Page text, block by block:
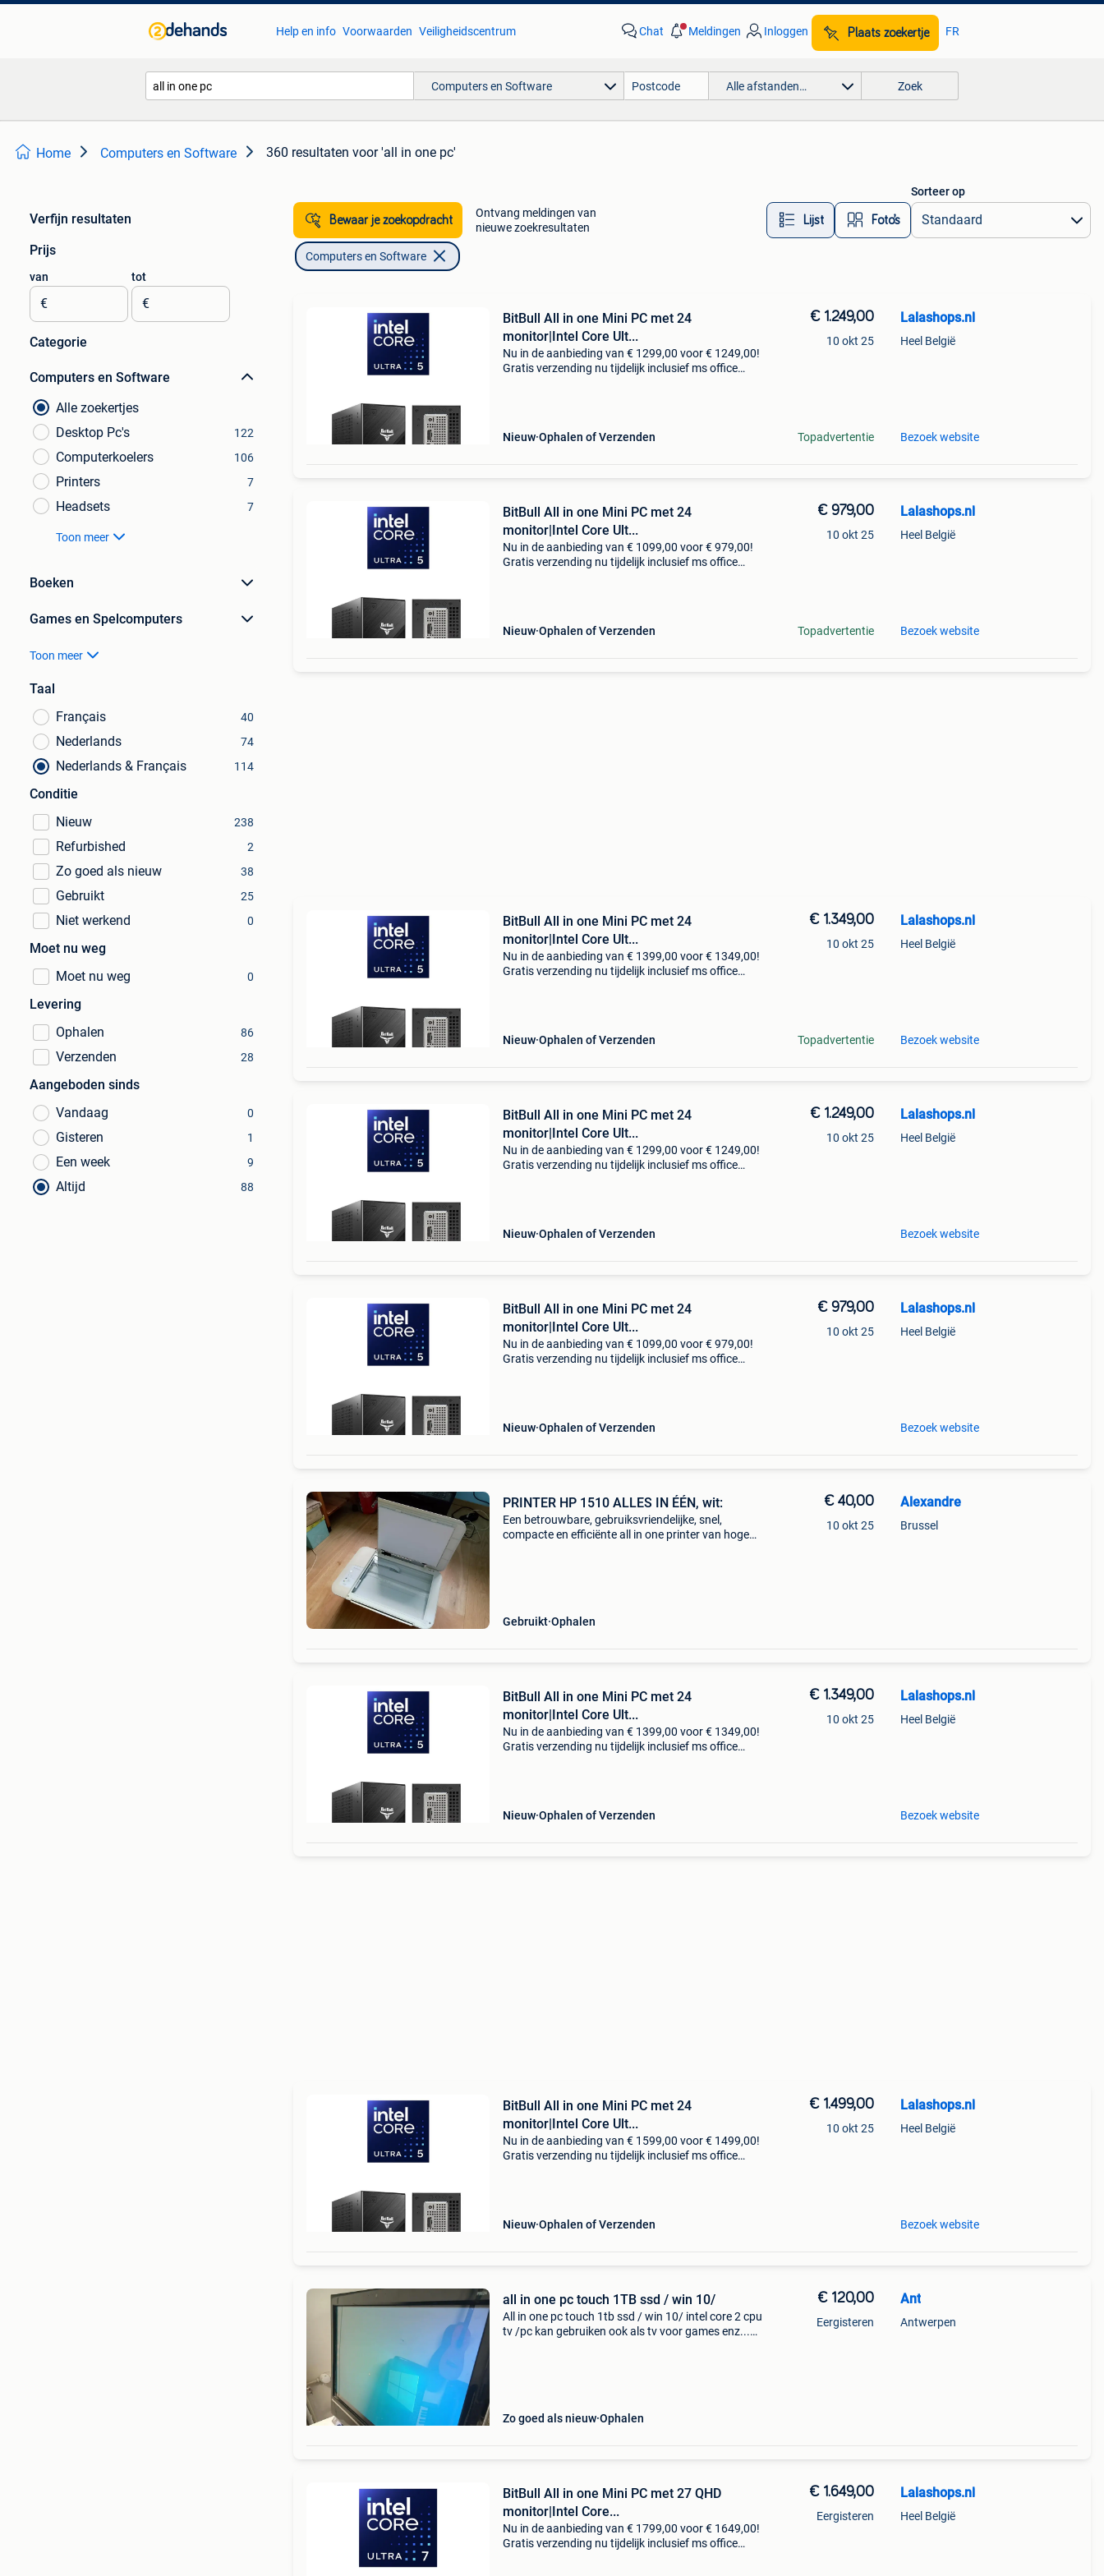
Help en info Voorwaarden Veiligheidscentrum Chat Meldingen Inloggen Plaats zoekertje FR
Computers en Software Alle afstanden… Zoek
Home Computers en Software 360 resultaten voor 'all in one pc'
Verfijn resultaten
Prijs
van
€
tot
€
Categorie
Computers en Software
Alle zoekertjes
Desktop Pc's
122
Computerkoelers 106
Printers 7
Headsets 7
Toon meer
Boeken
Games en Spelcomputers
Toon meer
Taal
Français
40
Nederlands 74
Nederlands & Français 114
Conditie
Nieuw
238
Refurbished 2
Zo goed als nieuw 38
Gebruikt 25
Niet werkend 0
Moet nu weg
Moet nu weg
0
Levering
Ophalen
86
Verzenden 28
Aangeboden sinds
Vandaag
0
Gisteren 1
Een week 9
Altijd 88
Bewaar je zoekopdracht
Ontvang meldingen van
nieuwe zoekresultaten
Lijst Foto’s
Sorteer op
Computers en Software
BitBull All in one Mini PC met 24
monitor|Intel Core Ult...
Nu in de aanbieding van € 1299,00 voor € 1249,00!
Gratis verzending nu tijdelijk inclusief ms office
Nieuw Ophalen of Verzenden
€ 1.249,00
10 okt 25
Topadvertentie
Lalashops.nl
Heel België
Bezoek website
BitBull All in one Mini PC met 24
monitor|Intel Core Ult...
Nu in de aanbieding van € 1099,00 voor € 979,00!
Gratis verzending nu tijdelijk inclusief ms office
Nieuw Ophalen of Verzenden
€ 979,00
10 okt 25
Topadvertentie
Lalashops.nl
Heel België
Bezoek website
BitBull All in one Mini PC met 24
monitor|Intel Core Ult...
Nu in de aanbieding van € 1399,00 voor € 1349,00!
Gratis verzending nu tijdelijk inclusief ms office
Nieuw Ophalen of Verzenden
€ 1.349,00
10 okt 25
Topadvertentie
Lalashops.nl
Heel België
Bezoek website
BitBull All in one Mini PC met 24
monitor|Intel Core Ult...
Nu in de aanbieding van € 1299,00 voor € 1249,00!
Gratis verzending nu tijdelijk inclusief ms office
Nieuw Ophalen of Verzenden
€ 1.249,00
10 okt 25
Lalashops.nl
Heel België
Bezoek website
BitBull All in one Mini PC met 24
monitor|Intel Core Ult...
Nu in de aanbieding van € 1099,00 voor € 979,00!
Gratis verzending nu tijdelijk inclusief ms office
Nieuw Ophalen of Verzenden
€ 979,00
10 okt 25
Lalashops.nl
Heel België
Bezoek website
PRINTER HP 1510 ALLES IN ÉÉN, wit:
Een betrouwbare, gebruiksvriendelijke, snel,
compacte en efficiënte all in one printer van hoge
Gebruikt Ophalen
€ 40,00
10 okt 25
Alexandre
Brussel
BitBull All in one Mini PC met 24
monitor|Intel Core Ult...
Nu in de aanbieding van € 1399,00 voor € 1349,00!
Gratis verzending nu tijdelijk inclusief ms office
Nieuw Ophalen of Verzenden
€ 1.349,00
10 okt 25
Lalashops.nl
Heel België
Bezoek website
BitBull All in one Mini PC met 24
monitor|Intel Core Ult...
Nu in de aanbieding van € 1599,00 voor € 1499,00!
Gratis verzending nu tijdelijk inclusief ms office
Nieuw Ophalen of Verzenden
€ 1.499,00
10 okt 25
Lalashops.nl
Heel België
Bezoek website
all in one pc touch 1TB ssd / win 10/
All in one pc touch 1tb ssd / win 10/ intel core 2 cpu
tv /pc kan gebruiken ook als tv voor games enz...
Zo goed als nieuw Ophalen
€ 120,00
Eergisteren
Ant
Antwerpen
BitBull All in one Mini PC met 27 QHD
monitor|Intel Core...
Nu in de aanbieding van € 1799,00 voor € 1649,00!
Gratis verzending nu tijdelijk inclusief ms office
€ 1.649,00
Eergisteren
Lalashops.nl
Heel België